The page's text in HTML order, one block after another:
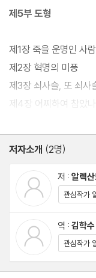
오류들을 바로잡고 그
반영하였다. 또
하여 알아보기 쉽게
여 점을 처음으로 수
풍경, 죄수였을 당시
게 다가온다.
『수용소군도』는 지
충격적인 부분을 낱낱
트 정권의 비도덕적
로까지 이어졌다. 지
력이 일반인들의 삶
적인 참고 자료는 없을
제5부 도형
제1장 죽을 운명인 사
제2장 혁명의 미풍
제3장 쇠사슬, 또 쇠
제4장 어찌하여 참았
제7장 하얀 고양이
제8장 도덕적인 탈출
제9장 자동소총을 가진
제11장 사슬을 부수다
제12장 껜기르의 40일
저자소개 (2명)
저 : 알렉
관심작가
역 : 김학수
관심작가